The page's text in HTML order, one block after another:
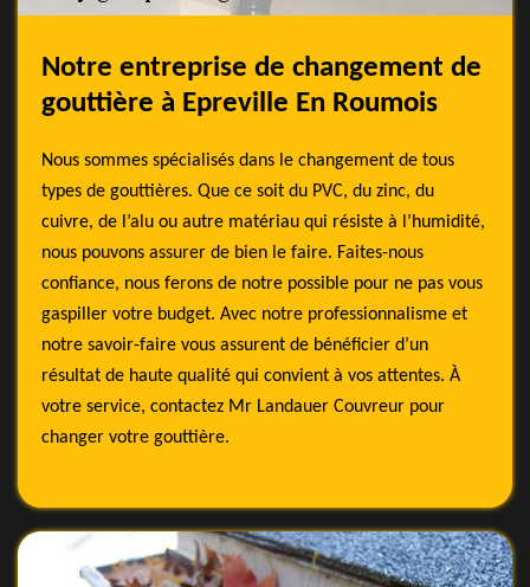
Notre entreprise de changement de
gouttière à Epreville En Roumois
Nous sommes spécialisés dans le changement de tous
types de gouttières. Que ce soit du PVC, du zinc, du
cuivre, de l’alu ou autre matériau qui résiste à l’humidité,
nous pouvons assurer de bien le faire. Faites-nous
confiance, nous ferons de notre possible pour ne pas vous
gaspiller votre budget. Avec notre professionnalisme et
notre savoir-faire vous assurent de bénéficier d’un
résultat de haute qualité qui convient à vos attentes. À
votre service, contactez Mr Landauer Couvreur pour
changer votre gouttière.